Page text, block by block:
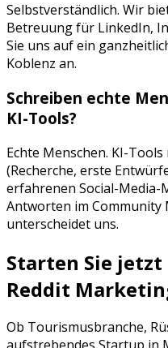
Selbstverständlich. Wir
Betreuung für LinkedIn,
Sie uns auf ein
Koblenz an.
Schreiben echte
KI-Tools?
Echte Menschen. KI-
(Recherche, erste
erfahrenen Social-Media-
Antworten im Community
unterscheidet uns.
Starten Sie
Reddit
Ob Tourismusbranche,